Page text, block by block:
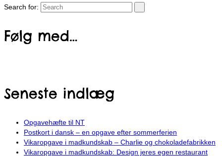
Search for:
Følg med…
Seneste indlæg
Opgavehæfte til NT
Postkort i dansk – en opgave efter sommerferien
Vikaropgave i madkundskab – Charlie og chokoladefabrikken
Vikaropgave i madkundskab: Design jeres egen restaurant